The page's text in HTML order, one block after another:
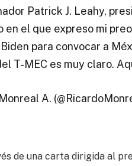
Patrick J. Leahy,
en el que expreso mi
para convocar a
T-MEC es muy claro.
A.
de una carta dirigida al